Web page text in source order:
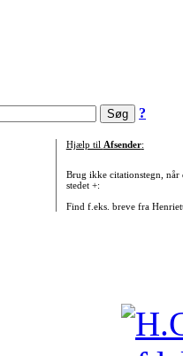
?
Hjælp til Afsender:
Brug ikke citationstegn, når
stedet +:
Find f.eks. breve fra